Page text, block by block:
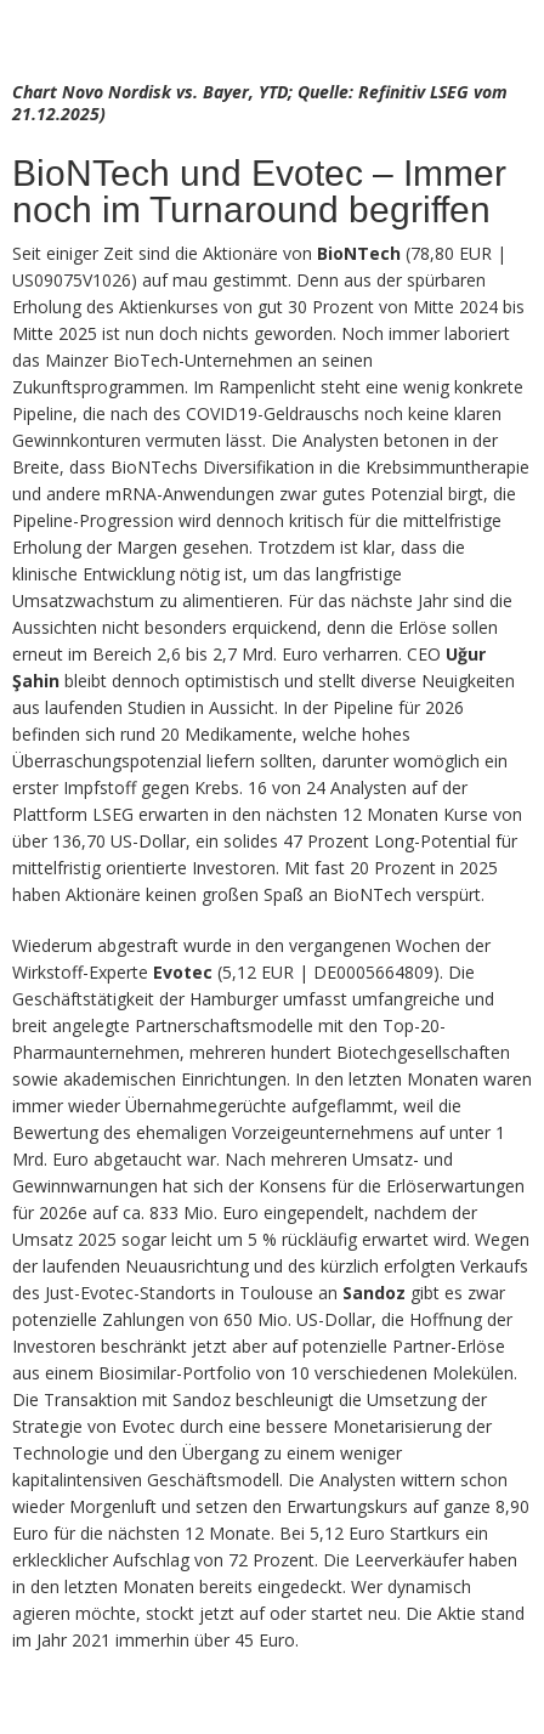
Chart Novo Nordisk vs. Bayer, YTD; Quelle: Refinitiv LSEG vom
21.12.2025)
BioNTech und Evotec – Immer
noch im Turnaround begriffen
Seit einiger Zeit sind die Aktionäre von BioNTech (78,80 EUR |
US09075V1026) auf mau gestimmt. Denn aus der spürbaren
Erholung des Aktienkurses von gut 30 Prozent von Mitte 2024 bis
Mitte 2025 ist nun doch nichts geworden. Noch immer laboriert
das Mainzer BioTech-Unternehmen an seinen
Zukunftsprogrammen. Im Rampenlicht steht eine wenig konkrete
Pipeline, die nach des COVID19-Geldrauschs noch keine klaren
Gewinnkonturen vermuten lässt. Die Analysten betonen in der
Breite, dass BioNTechs Diversifikation in die Krebsimmuntherapie
und andere mRNA-Anwendungen zwar gutes Potenzial birgt, die
Pipeline-Progression wird dennoch kritisch für die mittelfristige
Erholung der Margen gesehen. Trotzdem ist klar, dass die
klinische Entwicklung nötig ist, um das langfristige
Umsatzwachstum zu alimentieren. Für das nächste Jahr sind die
Aussichten nicht besonders erquickend, denn die Erlöse sollen
erneut im Bereich 2,6 bis 2,7 Mrd. Euro verharren. CEO Uğur
Şahin bleibt dennoch optimistisch und stellt diverse Neuigkeiten
aus laufenden Studien in Aussicht. In der Pipeline für 2026
befinden sich rund 20 Medikamente, welche hohes
Überraschungspotenzial liefern sollten, darunter womöglich ein
erster Impfstoff gegen Krebs. 16 von 24 Analysten auf der
Plattform LSEG erwarten in den nächsten 12 Monaten Kurse von
über 136,70 US-Dollar, ein solides 47 Prozent Long-Potential für
mittelfristig orientierte Investoren. Mit fast 20 Prozent in 2025
haben Aktionäre keinen großen Spaß an BioNTech verspürt.
Wiederum abgestraft wurde in den vergangenen Wochen der
Wirkstoff-Experte Evotec (5,12 EUR | DE0005664809). Die
Geschäftstätigkeit der Hamburger umfasst umfangreiche und
breit angelegte Partnerschaftsmodelle mit den Top-20-
Pharmaunternehmen, mehreren hundert Biotechgesellschaften
sowie akademischen Einrichtungen. In den letzten Monaten waren
immer wieder Übernahmegerüchte aufgeflammt, weil die
Bewertung des ehemaligen Vorzeigeunternehmens auf unter 1
Mrd. Euro abgetaucht war. Nach mehreren Umsatz- und
Gewinnwarnungen hat sich der Konsens für die Erlöserwartungen
für 2026e auf ca. 833 Mio. Euro eingependelt, nachdem der
Umsatz 2025 sogar leicht um 5 % rückläufig erwartet wird. Wegen
der laufenden Neuausrichtung und des kürzlich erfolgten Verkaufs
des Just-Evotec-Standorts in Toulouse an Sandoz gibt es zwar
potenzielle Zahlungen von 650 Mio. US-Dollar, die Hoffnung der
Investoren beschränkt jetzt aber auf potenzielle Partner-Erlöse
aus einem Biosimilar-Portfolio von 10 verschiedenen Molekülen.
Die Transaktion mit Sandoz beschleunigt die Umsetzung der
Strategie von Evotec durch eine bessere Monetarisierung der
Technologie und den Übergang zu einem weniger
kapitalintensiven Geschäftsmodell. Die Analysten wittern schon
wieder Morgenluft und setzen den Erwartungskurs auf ganze 8,90
Euro für die nächsten 12 Monate. Bei 5,12 Euro Startkurs ein
erklecklicher Aufschlag von 72 Prozent. Die Leerverkäufer haben
in den letzten Monaten bereits eingedeckt. Wer dynamisch
agieren möchte, stockt jetzt auf oder startet neu. Die Aktie stand
im Jahr 2021 immerhin über 45 Euro.